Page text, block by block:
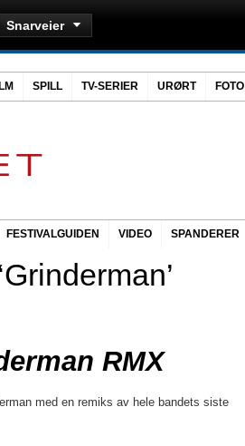
Snarveier
SPILL TV-SERIER URØRT FOTO
FESTIVALGUIDEN VIDEO SPANDERER
RMX
med en remiks av hele bandets siste